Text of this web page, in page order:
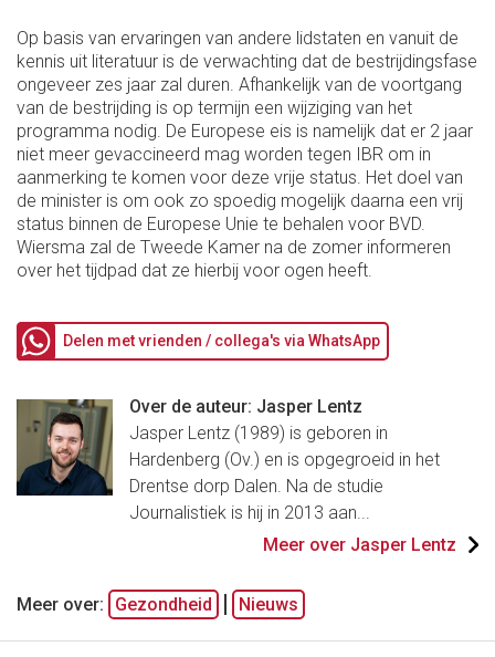
Op basis van ervaringen van andere lidstaten en vanuit de
kennis uit literatuur is de verwachting dat de bestrijdingsfase
ongeveer zes jaar zal duren. Afhankelijk van de voortgang
van de bestrijding is op termijn een wijziging van het
programma nodig. De Europese eis is namelijk dat er 2 jaar
niet meer gevaccineerd mag worden tegen IBR om in
aanmerking te komen voor deze vrije status. Het doel van
de minister is om ook zo spoedig mogelijk daarna een vrij
status binnen de Europese Unie te behalen voor BVD.
Wiersma zal de Tweede Kamer na de zomer informeren
over het tijdpad dat ze hierbij voor ogen heeft.
Delen met vrienden / collega's via WhatsApp
Over de auteur: Jasper Lentz
Jasper Lentz (1989) is geboren in
Hardenberg (Ov.) en is opgegroeid in het
Drentse dorp Dalen. Na de studie
Journalistiek is hij in 2013 aan...
Meer over Jasper Lentz
Meer over: Gezondheid Nieuws